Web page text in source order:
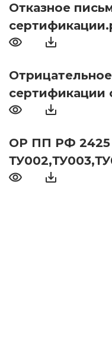
Отказное
сертификации
ОР ПП РФ 2425